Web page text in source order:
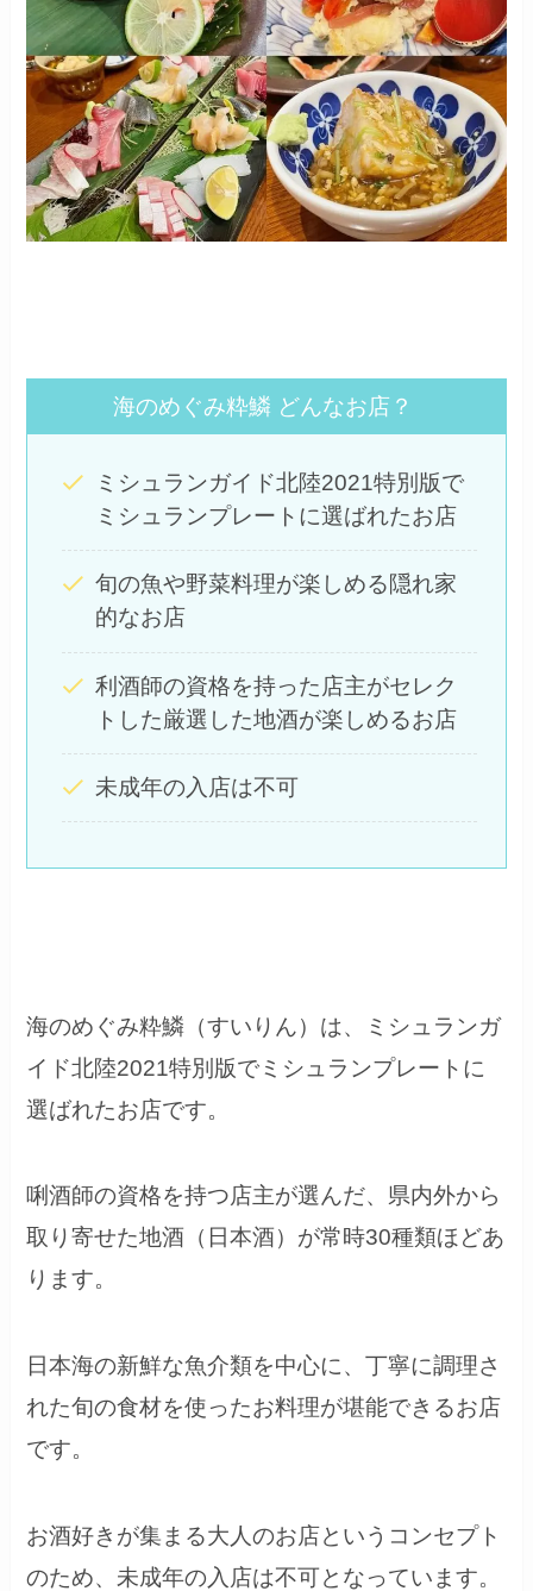
海のめぐみ粋鱗 どんなお店？
ミシュランガイド北陸2021特別版で
ミシュランプレートに選ばれたお店
旬の魚や野菜料理が楽しめる隠れ家
的なお店
利酒師の資格を持った店主がセレク
トした厳選した地酒が楽しめるお店
未成年の入店は不可
海のめぐみ粋鱗（すいりん）は、ミシュランガ
イド北陸2021特別版でミシュランプレートに
選ばれたお店です。
唎酒師の資格を持つ店主が選んだ、県内外から
取り寄せた地酒（日本酒）が常時30種類ほどあ
ります。
日本海の新鮮な魚介類を中心に、丁寧に調理さ
れた旬の食材を使ったお料理が堪能できるお店
です。
お酒好きが集まる大人のお店というコンセプト
のため、未成年の入店は不可となっています。